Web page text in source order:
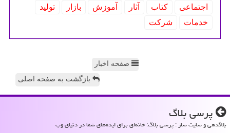
اجتماعی كتاب آثار آموزش بازار
تولید
خدمات
شركت
صفحه اخبار
بازگشت به صفحه اصلی
پرسی بلاگ
بلاگدهی و سایت ساز : پرسی بلاگ: خانه‌ای برای ایده‌های شما در دنیای وب